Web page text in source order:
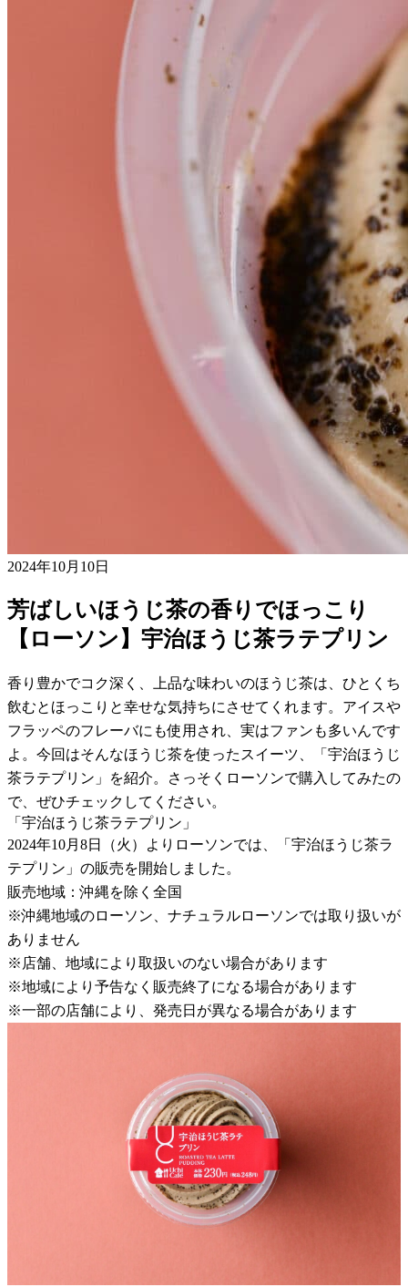
2024年10月10日
芳ばしいほうじ茶の香りでほっこり
【ローソン】宇治ほうじ茶ラテプリン
香り豊かでコク深く、上品な味わいのほうじ茶は、ひとくち
飲むとほっこりと幸せな気持ちにさせてくれます。アイスや
フラッペのフレーバにも使用され、実はファンも多いんです
よ。今回はそんなほうじ茶を使ったスイーツ、「宇治ほうじ
茶ラテプリン」を紹介。さっそくローソンで購入してみたの
で、ぜひチェックしてください。
「宇治ほうじ茶ラテプリン」
2024年10月8日（火）よりローソンでは、「宇治ほうじ茶ラ
テプリン」の販売を開始しました。
販売地域：沖縄を除く全国
※沖縄地域のローソン、ナチュラルローソンでは取り扱いが
ありません
※店舗、地域により取扱いのない場合があります
※地域により予告なく販売終了になる場合があります
※一部の店舗により、発売日が異なる場合があります